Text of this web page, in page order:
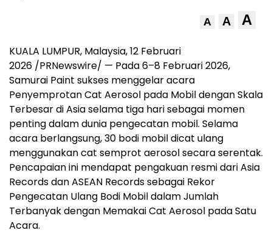
A A A
KUALA LUMPUR, Malaysia, 12 Februari
2026 /PRNewswire/ — Pada 6–8 Februari 2026,
Samurai Paint sukses menggelar acara
Penyemprotan Cat Aerosol pada Mobil dengan Skala
Terbesar di Asia selama tiga hari sebagai momen
penting dalam dunia pengecatan mobil. Selama
acara berlangsung, 30 bodi mobil dicat ulang
menggunakan cat semprot aerosol secara serentak.
Pencapaian ini mendapat pengakuan resmi dari Asia
Records dan ASEAN Records sebagai Rekor
Pengecatan Ulang Bodi Mobil dalam Jumlah
Terbanyak dengan Memakai Cat Aerosol pada Satu
Acara.